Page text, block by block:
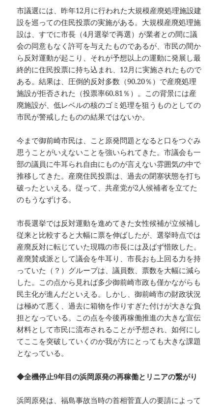
市議選には、昨年12月に行われた大規模産廃処理施設建
設を巡っての住民投票の実施がある。大規模産廃処理施
設は、すでに市長（4月選挙で再選）が業者との間に議
会の同意もなく許可を与えたものであるが、市民の間か
ら反対運動が起こり、それが予想以上の運動に発展し最
終的に住民投票に持ち込まれ、12月に実施されたもので
ある。結果は、圧倒的反対多数（90.20％）で産廃処理
施設が拒否された（投票率60.81％）。この背景には産
廃施設が、低レベルの核のゴミ処理を狙うものとしての
市民が警戒したものの結果ではないか。
今まで御前崎市民は、こと原発問題となると口をつぐみ
思うことがいえないことを強いられてきた。市議会も一
部の議員に牛耳られ自由にものが言えない雰囲気の中で
推移してきた。産廃住民投票は、過去の閉塞状態を打ち
破ったといえる。従って、共産党が2人候補者を立てた
のもうなずける。
市長選挙では反対運動を進めてきた女性候補が立候補し
従来と比較すると大幅に票を伸ばしたが、選挙時点では
産廃反対に転じていた現職の市長には及ばず惜敗した。
産廃賛成派として議会を牛耳り、市長おも上回る力を持
っていた（？）グループは、議員数、票数を大幅に減ら
した。この点から見れば多少御前崎市政も僅かながらも
民主化が進んだといえる。しかし、御前崎市の財政状況
は極めて悪く、過去に箱物を作りすぎた付けが大きな負
担となっている。この点を今後再稼働推進の大きな宣伝
材料として市民に流布されることが予想され、如何にし
てここを突破していくのか我が方にとっても大きな課題
となっている。
◆全機停止9年目の浜岡原発の再稼働とリニアの繋がり
浜岡原発は、福島事故当時の首相菅直人の要請によって